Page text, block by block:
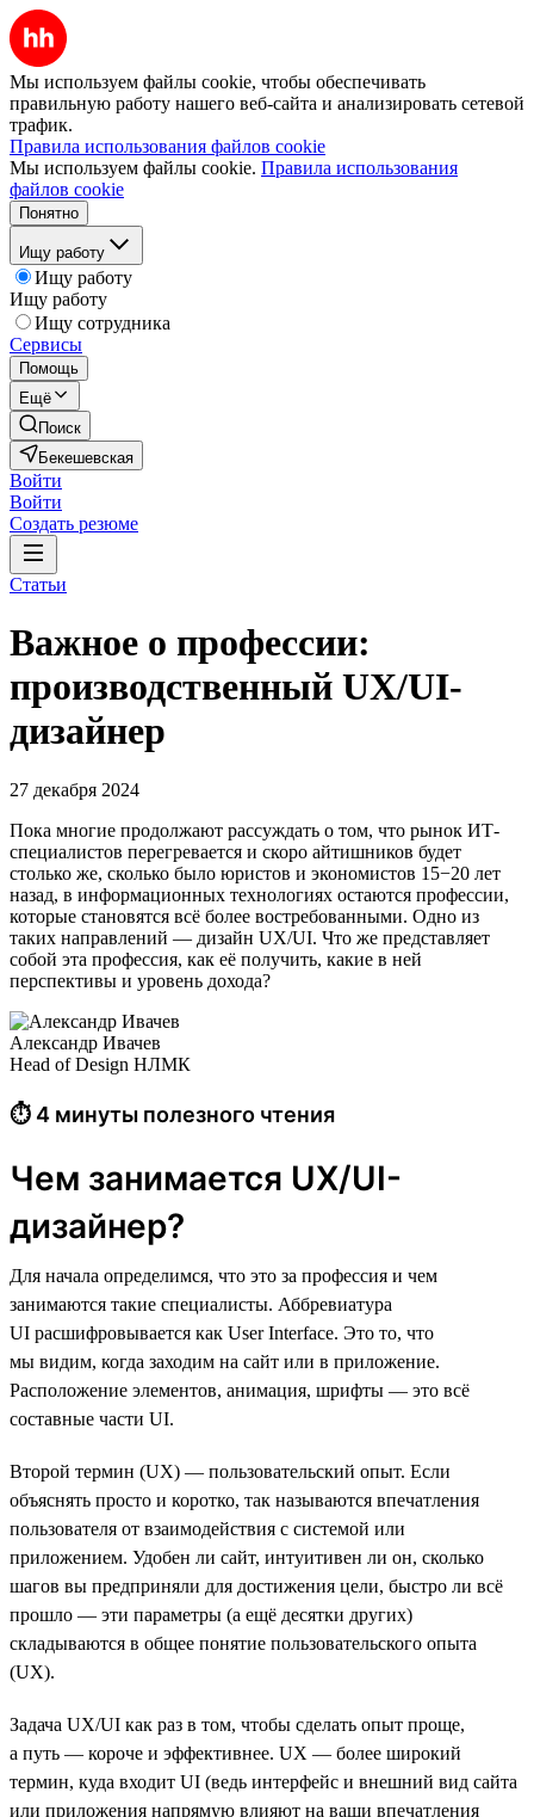
Мы используем файлы cookie, чтобы обеспечивать
правильную работу нашего веб-сайта и анализировать сетевой
трафик.
Правила использования файлов cookie
Мы используем файлы cookie. Правила использования
файлов cookie
Понятно
Ищу работу
Ищу работу
Ищу работу
Ищу сотрудника
Сервисы
Помощь
Ещё
Поиск
Бекешевская
Войти
Войти
Создать резюме
Статьи
Важное о профессии:
производственный UX/UI-
дизайнер
27 декабря 2024
Пока многие продолжают рассуждать о том, что рынок ИТ-
специалистов перегревается и скоро айтишников будет
столько же, сколько было юристов и экономистов 15−20 лет
назад, в информационных технологиях остаются профессии,
которые становятся всё более востребованными. Одно из
таких направлений — дизайн UX/UI. Что же представляет
собой эта профессия, как её получить, какие в ней
перспективы и уровень дохода?
Александр Ивачев
Head of Design НЛМК
⏱ 4 минуты полезного чтения
Чем занимается UX/UI-
дизайнер?
Для начала определимся, что это за профессия и чем
занимаются такие специалисты. Аббревиатура
UI расшифровывается как User Interface. Это то, что
мы видим, когда заходим на сайт или в приложение.
Расположение элементов, анимация, шрифты — это всё
составные части UI.
Второй термин (UX) — пользовательский опыт. Если
объяснять просто и коротко, так называются впечатления
пользователя от взаимодействия с системой или
приложением. Удобен ли сайт, интуитивен ли он, сколько
шагов вы предприняли для достижения цели, быстро ли всё
прошло — эти параметры (а ещё десятки других)
складываются в общее понятие пользовательского опыта
(UX).
Задача UX/UI как раз в том, чтобы сделать опыт проще,
а путь — короче и эффективнее. UX — более широкий
термин, куда входит UI (ведь интерфейс и внешний вид сайта
или приложения напрямую влияют на ваши впечатления